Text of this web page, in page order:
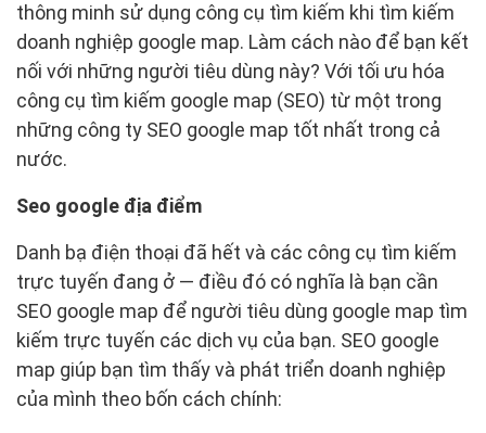
thông minh sử dụng công cụ tìm kiếm khi tìm kiếm
doanh nghiệp google map. Làm cách nào để bạn kết
nối với những người tiêu dùng này? Với tối ưu hóa
công cụ tìm kiếm google map (SEO) từ một trong
những công ty SEO google map tốt nhất trong cả
nước.
Seo google địa điểm
Danh bạ điện thoại đã hết và các công cụ tìm kiếm
trực tuyến đang ở — điều đó có nghĩa là bạn cần
SEO google map để người tiêu dùng google map tìm
kiếm trực tuyến các dịch vụ của bạn. SEO google
map giúp bạn tìm thấy và phát triển doanh nghiệp
của mình theo bốn cách chính: